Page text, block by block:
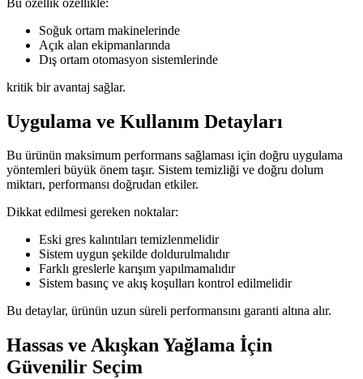
Soğuk ortam makinelerinde
Açık alan ekipmanlarında
Dış ortam otomasyon sistemlerinde
kritik bir avantaj sağlar.
Uygulama ve Kullanım Detayları
Bu ürünün maksimum performans sağlaması için doğru uygulama
yöntemleri büyük önem taşır. Sistem temizliği ve doğru dolum
miktarı, performansı doğrudan etkiler.
Dikkat edilmesi gereken noktalar:
Eski gres kalıntıları temizlenmelidir
Sistem uygun şekilde doldurulmalıdır
Farklı greslerle karışım yapılmamalıdır
Sistem basınç ve akış koşulları kontrol edilmelidir
Bu detaylar, ürünün uzun süreli performansını garanti altına alır.
Hassas ve Akışkan Yağlama İçin
Güvenilir Seçim